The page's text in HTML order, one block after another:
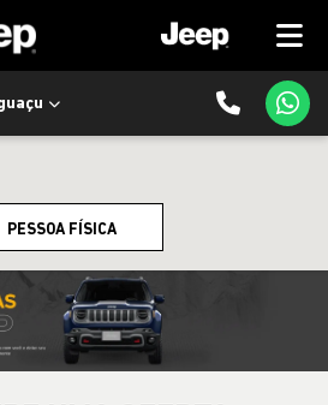
PESSOA FÍSICA